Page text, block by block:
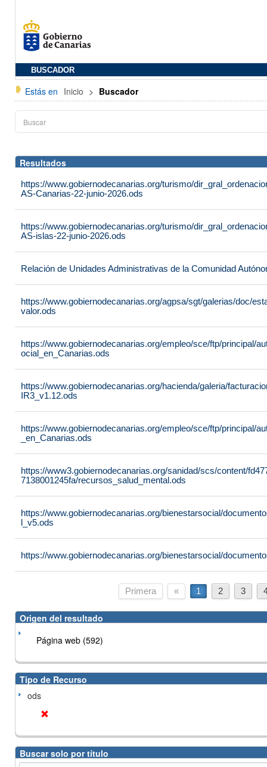
BUSCADOR
Estás en Inicio > Buscador
Resultados
https://www.gobiernodecanarias.org/turismo/
AS-Canarias-22-junio-2026.ods
https://www.gobiernodecanarias.org/turismo/
AS-islas-22-junio-2026.ods
Relación de Unidades Administrativas de la Comunidad
https://www.gobiernodecanarias.org/agpsa/sgt/galerias/doc/
valor.ods
https://www.gobiernodecanarias.org/empleo/sce/ftp/principal/
ocial_en_Canarias.ods
https://www.gobiernodecanarias.org/hacienda/galeria/
IR3_v1.12.ods
https://www.gobiernodecanarias.org/empleo/sce/ftp/principal/
_en_Canarias.ods
https://www3.gobiernodecanarias.org/sanidad/scs/content/
7138001245fa/recursos_salud_mental.ods
https://www.gobiernodecanarias.org/bienestarsocial/
l_v5.ods
https://www.gobiernodecanarias.org/bienestarsocial/
Primera « 1 2 3
Origen del resultado
Página web (592)
Tipo de Recurso
ods
Buscar solo por título